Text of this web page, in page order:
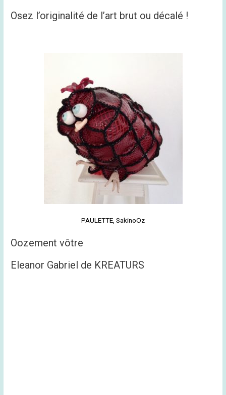
Osez l’originalité de l’art brut ou décalé !
PAULETTE, SakinoOz
Oozement vôtre
Eleanor Gabriel de KREATURS